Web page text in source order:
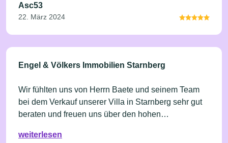
Asc53
22. März 2024
Engel & Völkers Immobilien Starnberg
Wir fühlten uns von Herrn Baete und seinem Team
bei dem Verkauf unserer Villa in Starnberg sehr gut
beraten und freuen uns über den hohen
weiterlesen